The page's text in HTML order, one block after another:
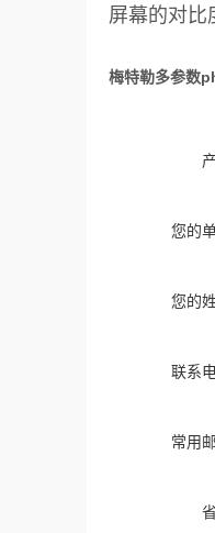
屏幕的对比
梅特勒多参数
您的
您的
联系
常用